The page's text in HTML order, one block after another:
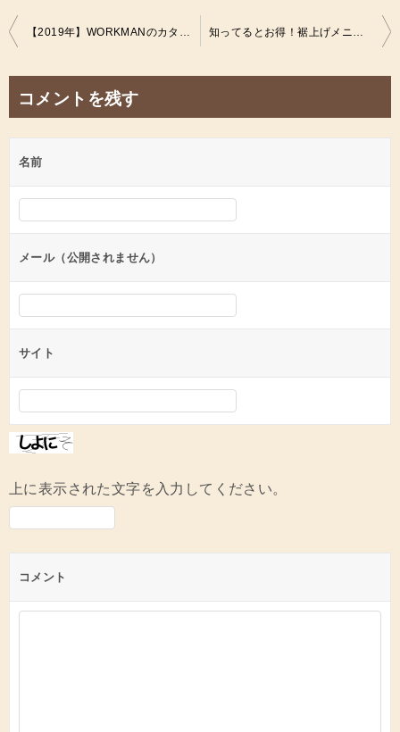
投
ビ
ゲ
ー
シ
ン
【2019年】WORKMANのカタログで気になった4D冷感アイスパンツ、すでに販売中だったよ！ひとり暮らしのファッション事情 知ってるとお得！裾上げメニューは店舗ごとにちょっと違うかもしれないWORKMAN！ひとり暮らしのファッション事情
コメントを残す
名前
メール（公開されません）
サイト
上に表示された文字を入力してください。
コメント